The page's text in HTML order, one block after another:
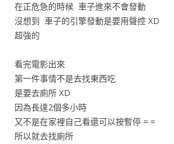
在正危急的時候 車子進來不會發動
沒想到 車子的引擎發動是要用聲控 XD
超強的
看完電影出來
第一件事情不是去找東西吃
是要去廁所 XD
因為長達2個多小時
又不是在家裡自己看還可以按暫停 = =
所以就去找廁所